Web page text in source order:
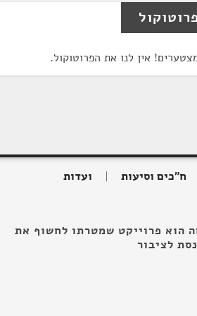
פרוטוקול
אין לנו את הפרוטוקול.
ח"כים וסיעות ועדות
הוא פרוייקט שמטרתו לחשוף את
לציבור